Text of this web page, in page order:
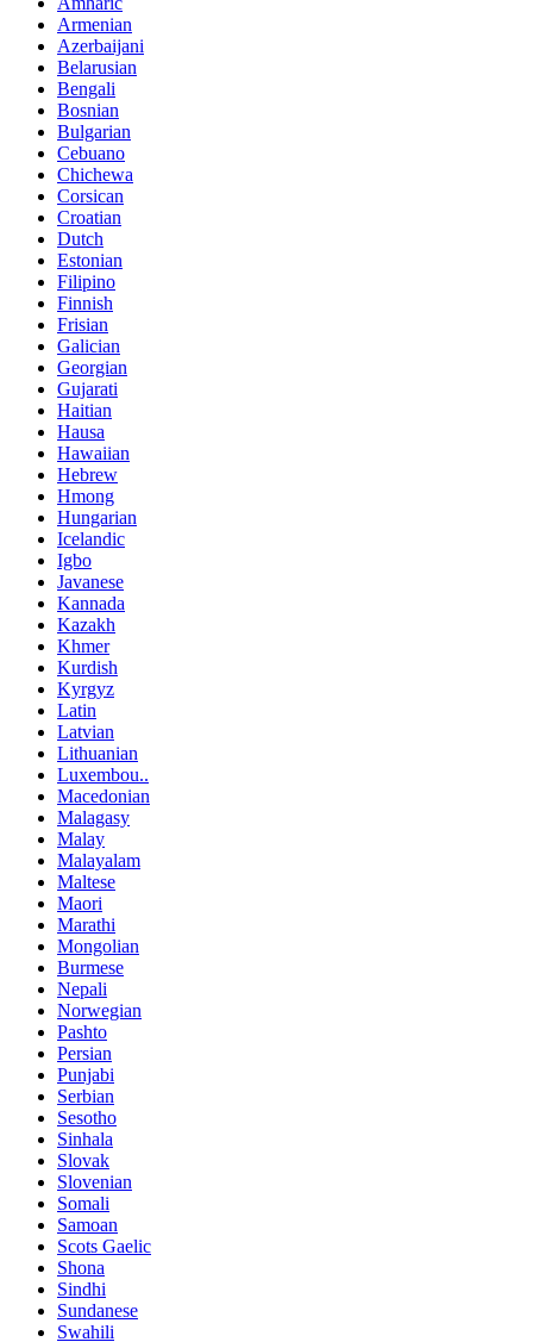
Armenian
Azerbaijani
Belarusian
Bengali
Bosnian
Bulgarian
Cebuano
Chichewa
Corsican
Croatian
Dutch
Estonian
Filipino
Finnish
Frisian
Galician
Georgian
Gujarati
Haitian
Hausa
Hawaiian
Hebrew
Hmong
Hungarian
Icelandic
Igbo
Javanese
Kannada
Kazakh
Khmer
Kurdish
Kyrgyz
Latin
Latvian
Lithuanian
Luxembou..
Macedonian
Malagasy
Malay
Malayalam
Maltese
Maori
Marathi
Mongolian
Burmese
Nepali
Norwegian
Pashto
Persian
Punjabi
Serbian
Sesotho
Sinhala
Slovak
Slovenian
Somali
Samoan
Scots Gaelic
Shona
Sindhi
Sundanese
Swahili